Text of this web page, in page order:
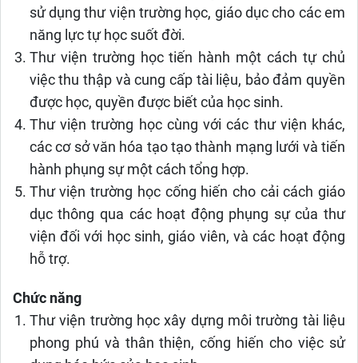
sử dụng thư viện trường học, giáo dục cho các em
năng lực tự học suốt đời.
Thư viện trường học tiến hành một cách tự chủ
việc thu thập và cung cấp tài liệu, bảo đảm quyền
được học, quyền được biết của học sinh.
Thư viện trường học cùng với các thư viện khác,
các cơ sở văn hóa tạo tạo thành mạng lưới và tiến
hành phụng sự một cách tổng hợp.
Thư viện trường học cống hiến cho cải cách giáo
dục thông qua các hoạt động phụng sự của thư
viện đối với học sinh, giáo viên, và các hoạt động
hỗ trợ.
Chức năng
Thư viện trường học xây dựng môi trường tài liệu
phong phú và thân thiện, cống hiến cho việc sử